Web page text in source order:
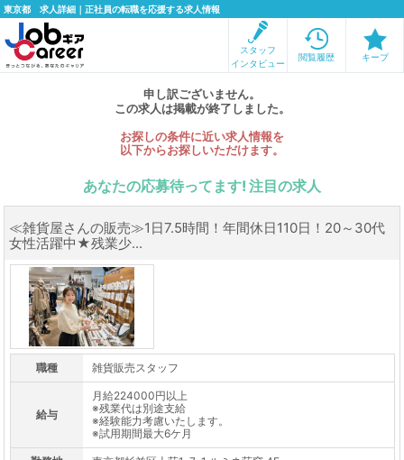
東京都 求人詳細｜正社員の転職を応援する求人情報
スタッフ
インタビュー
閲覧履歴 キープ
申し訳ございません。
この求人は掲載が終了しました。
お探しの条件に近い求人情報を
以下からお探しいただけます。
あなたの応募待ってます! 注目の求人
≪雑貨屋さんの販売≫1日7.5時間！年間休日110日！20～30代
女性活躍中★残業少...
職種 雑貨販売スタッフ
給与
月給224000円以上
※残業代は別途支給
※経験能力考慮いたします。
※試用期間最大6ケ月